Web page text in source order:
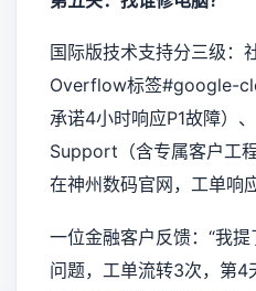
国际版技术支持分三级：
Overflow标签#google-
承诺4小时响应P1故障）
Support（含专属客户工
在神州数码官网，工单
一位金融客户反馈：“我
问题，工单流转3次，第4